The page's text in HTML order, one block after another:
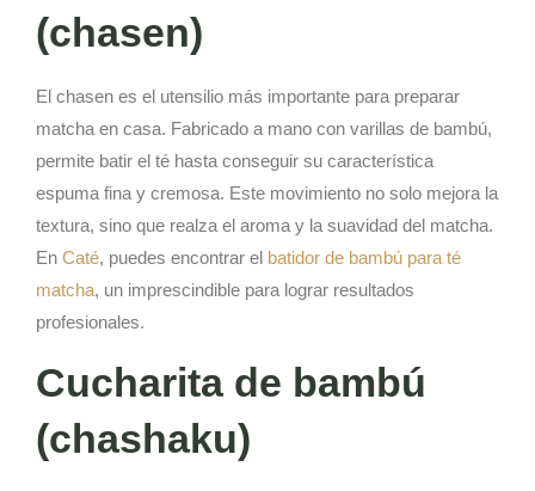
(chasen)
El chasen es el utensilio más importante para preparar
matcha en casa. Fabricado a mano con varillas de bambú,
permite batir el té hasta conseguir su característica
espuma fina y cremosa. Este movimiento no solo mejora la
textura, sino que realza el aroma y la suavidad del matcha.
En Caté, puedes encontrar el batidor de bambú para té
matcha, un imprescindible para lograr resultados
profesionales.
Cucharita de bambú
(chashaku)